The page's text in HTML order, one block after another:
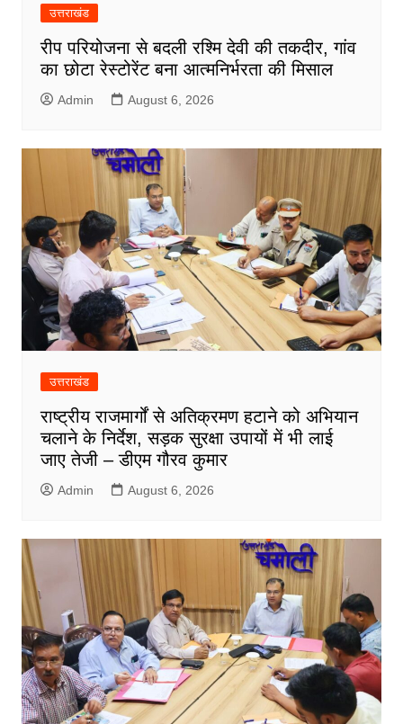
उत्तराखंड
रीप परियोजना से बदली रश्मि देवी की तकदीर, गांव
का छोटा रेस्टोरेंट बना आत्मनिर्भरता की मिसाल
Admin August 6, 2026
उत्तराखंड
राष्ट्रीय राजमार्गों से अतिक्रमण हटाने को अभियान
चलाने के निर्देश, सड़क सुरक्षा उपायों में भी लाई
जाए तेजी – डीएम गौरव कुमार
Admin August 6, 2026